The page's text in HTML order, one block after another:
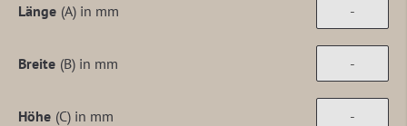
Länge (A) in mm
Breite (B) in mm
Höhe (C) in mm